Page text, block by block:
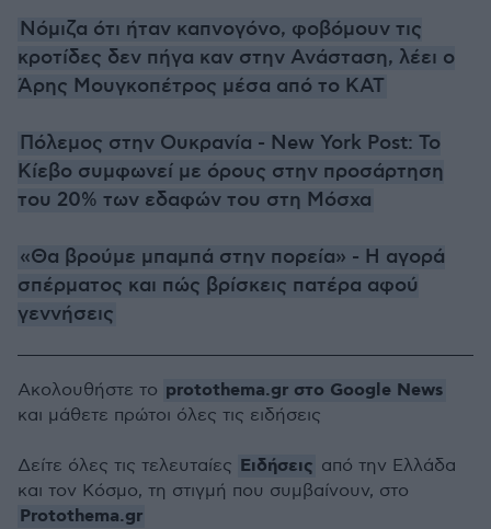
Νόμιζα ότι ήταν καπνογόνο, φοβόμουν τις
κροτίδες δεν πήγα καν στην Ανάσταση, λέει ο
Άρης Μουγκοπέτρος μέσα από το ΚΑΤ
Πόλεμος στην Ουκρανία - New York Post: Το
Κίεβο συμφωνεί με όρους στην προσάρτηση
του 20% των εδαφών του στη Μόσχα
«Θα βρούμε μπαμπά στην πορεία» - Η αγορά
σπέρματος και πώς βρίσκεις πατέρα αφού
γεννήσεις
Ακολουθήστε το protothema.gr στο Google News
και μάθετε πρώτοι όλες τις ειδήσεις
Δείτε όλες τις τελευταίες Ειδήσεις από την Ελλάδα
και τον Κόσμο, τη στιγμή που συμβαίνουν, στο
Protothema.gr